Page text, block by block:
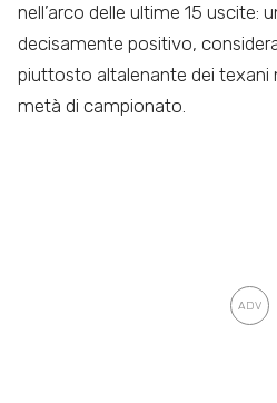
nell’arco delle ultime 15 uscite:
decisamente positivo,
piuttosto altalenante dei texani
metà di campionato.